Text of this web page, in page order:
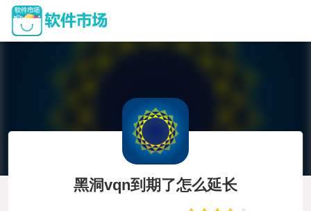
黑洞vqn到期了怎么延长